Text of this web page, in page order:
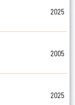
2025
2005
2025